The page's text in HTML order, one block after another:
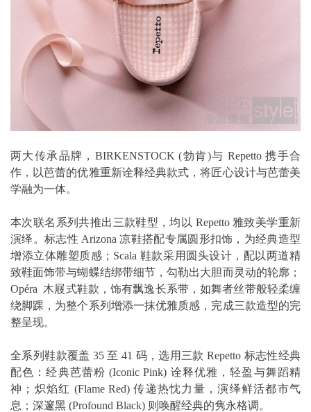
两大传承品牌，BIRKENSTOCK (勃肯)与 Repetto 携手合
作，以芭蕾的优雅重新诠释经典款式，将匠心设计与芭蕾美
学融为一体。
本次联名系列共推出三款鞋型，均以 Repetto 雅致美学重新
演绎。标志性 Arizona 凉鞋搭配专属圆形扣饰，为经典造型
增添立体雕塑质感；Scala 鞋款采用圆头设计，配以两道精
致鞋面饰带与蝴蝶结绑带细节，勾勒出大胆而灵动的轮廓；
Opéra 木屐式鞋款，饰有飘逸长系带，如舞者丝带般轻柔缠
绕脚踝，为整个系列增添一抹优雅质感，完成三款造型的完
整呈现。
全系列鞋款覆盖 35 至 41 码，选用三款 Repetto 标志性经典
配色：经典芭蕾粉 (Iconic Pink) 诠释优雅，轻盈与舞蹈精
神；炽焰红 (Flame Red) 传递热忱力量，演绎鲜活都市气
息；深邃黑 (Profound Black) 则唤醒经典的隽永格调。